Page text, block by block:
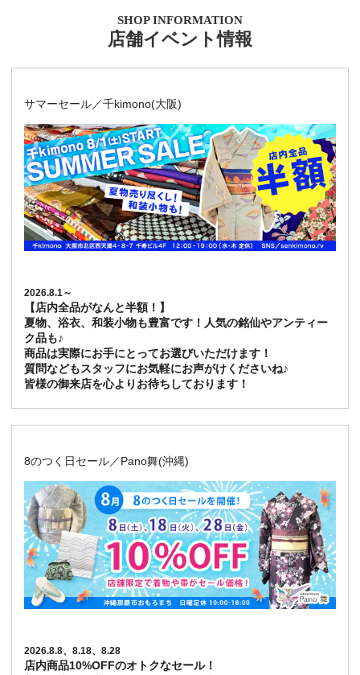
SHOP INFORMATION
店舗イベント情報
サマーセール／千kimono(大阪)
2026.8.1～
【店内全品がなんと半額！】
夏物、浴衣、和装小物も豊富です！人気の銘仙やアンティー
ク品も♪
商品は実際にお手にとってお選びいただけます！
質問などもスタッフにお気軽にお声がけくださいね♪
皆様の御来店を心よりお待ちしております！
8のつく日セール／Pano舞(沖縄)
2026.8.8、8.18、8.28
店内商品10%OFFのオトクなセール！